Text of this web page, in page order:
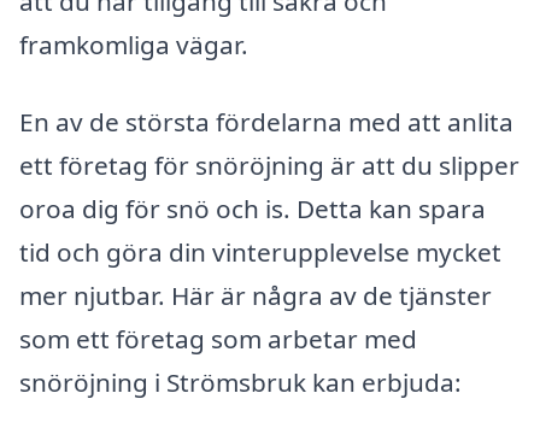
framkomliga vägar.
En av de största fördelarna med att anlita
ett företag för snöröjning är att du slipper
oroa dig för snö och is. Detta kan spara
tid och göra din vinterupplevelse mycket
mer njutbar. Här är några av de tjänster
som ett företag som arbetar med
snöröjning i Strömsbruk kan erbjuda: